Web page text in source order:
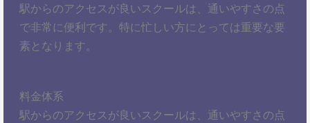
駅からのアクセスが良いスクールは、通いやすさの点
で非常に便利です。特に忙しい方にとっては重要な要
素となります。
料金体系
駅からのアクセスが良いスクールは、通いやすさの点